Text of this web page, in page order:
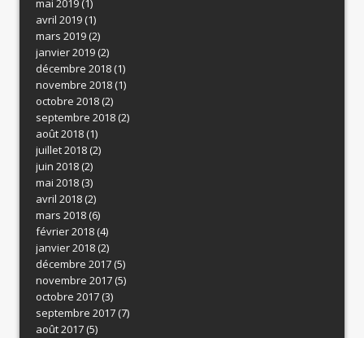
mai 2019(1)
avril 2019(1)
mars 2019(2)
janvier 2019(2)
décembre 2018(1)
novembre 2018(1)
octobre 2018(2)
septembre 2018(2)
août 2018(1)
juillet 2018(2)
juin 2018(2)
mai 2018(3)
avril 2018(2)
mars 2018(6)
février 2018(4)
janvier 2018(2)
décembre 2017(5)
novembre 2017(5)
octobre 2017(3)
septembre 2017(7)
août 2017(5)